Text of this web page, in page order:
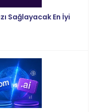
Sağlayacak En İyi